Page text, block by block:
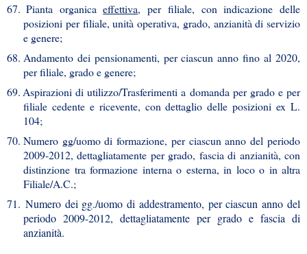
67. Pianta organicaeffettiva, per filiale, con indicazione delle
posizioni per filiale, unità operativa, grado, anzianità di servizio
e genere;
68. Andamento dei pensionamenti, per ciascun anno fino al 2020,
per filiale, grado e genere;
69. Aspirazioni di utilizzo/Trasferimenti a domanda per grado e per
filiale cedente e ricevente, con dettaglio delle posizioni ex L.
104;
70. Numero gg/uomo di formazione, per ciascun anno del periodo
2009-2012, dettagliatamente per grado, fascia di anzianità, con
distinzione tra formazione interna o esterna, in loco o in altra
Filiale/A.C.;
71. Numero dei gg./uomo di addestramento, per ciascun anno del
periodo 2009-2012, dettagliatamente per grado e fascia di
anzianità.